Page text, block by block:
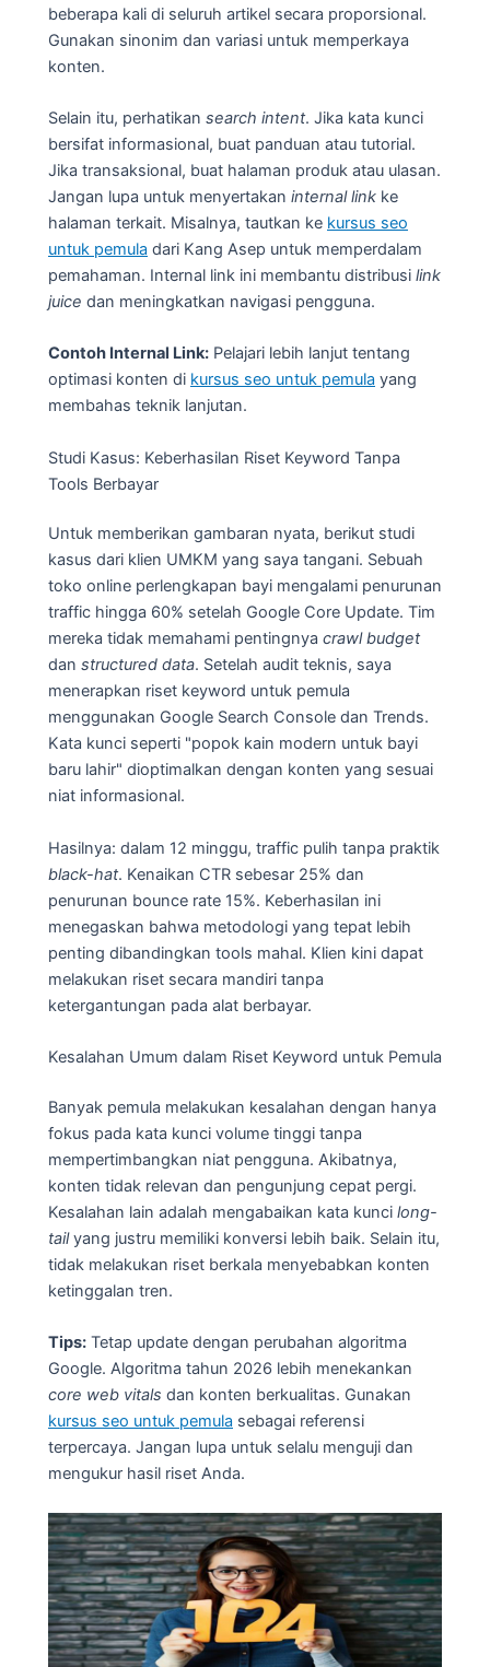
beberapa kali di seluruh artikel secara proporsional.
Gunakan sinonim dan variasi untuk memperkaya
konten.
Selain itu, perhatikan search intent. Jika kata kunci
bersifat informasional, buat panduan atau tutorial.
Jika transaksional, buat halaman produk atau ulasan.
Jangan lupa untuk menyertakan internal link ke
halaman terkait. Misalnya, tautkan ke kursus seo
untuk pemula dari Kang Asep untuk memperdalam
pemahaman. Internal link ini membantu distribusi link
juice dan meningkatkan navigasi pengguna.
Contoh Internal Link: Pelajari lebih lanjut tentang
optimasi konten di kursus seo untuk pemula yang
membahas teknik lanjutan.
Studi Kasus: Keberhasilan Riset Keyword Tanpa
Tools Berbayar
Untuk memberikan gambaran nyata, berikut studi
kasus dari klien UMKM yang saya tangani. Sebuah
toko online perlengkapan bayi mengalami penurunan
traffic hingga 60% setelah Google Core Update. Tim
mereka tidak memahami pentingnya crawl budget
dan structured data. Setelah audit teknis, saya
menerapkan riset keyword untuk pemula
menggunakan Google Search Console dan Trends.
Kata kunci seperti "popok kain modern untuk bayi
baru lahir" dioptimalkan dengan konten yang sesuai
niat informasional.
Hasilnya: dalam 12 minggu, traffic pulih tanpa praktik
black-hat. Kenaikan CTR sebesar 25% dan
penurunan bounce rate 15%. Keberhasilan ini
menegaskan bahwa metodologi yang tepat lebih
penting dibandingkan tools mahal. Klien kini dapat
melakukan riset secara mandiri tanpa
ketergantungan pada alat berbayar.
Kesalahan Umum dalam Riset Keyword untuk Pemula
Banyak pemula melakukan kesalahan dengan hanya
fokus pada kata kunci volume tinggi tanpa
mempertimbangkan niat pengguna. Akibatnya,
konten tidak relevan dan pengunjung cepat pergi.
Kesalahan lain adalah mengabaikan kata kunci long-
tailyang justru memiliki konversi lebih baik. Selain itu,
tidak melakukan riset berkala menyebabkan konten
ketinggalan tren.
Tips: Tetap update dengan perubahan algoritma
Google. Algoritma tahun 2026 lebih menekankan
core web vitals dan konten berkualitas. Gunakan
kursus seo untuk pemula sebagai referensi
terpercaya. Jangan lupa untuk selalu menguji dan
mengukur hasil riset Anda.